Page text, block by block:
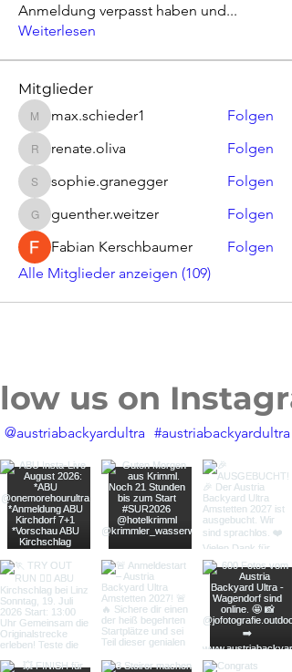
Anmeldung verpasst haben und...
Weiterlesen
Mitglieder
max.schieder1
max.schieder1 Folgen
renate.oliva
renate.oliva Folgen
sophie.granegger
sophie.granegger Folgen
guenther.weitzer
guenther.weitzer
Folgen
Fabian Kerschbaumer
Folgen
Alle Mitglieder anzeigen (109)
us on
#austriabackyardultra
@austriabackyardultra